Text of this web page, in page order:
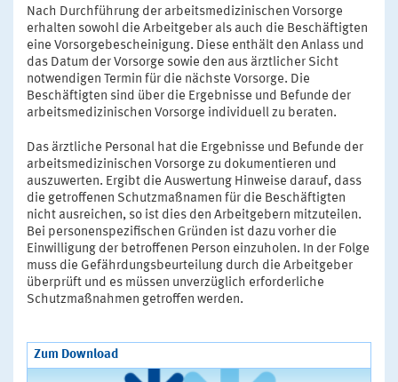
Nach Durchführung der arbeitsmedizinischen Vorsorge
erhalten sowohl die Arbeitgeber als auch die Beschäftigten
eine Vorsorgebescheinigung. Diese enthält den Anlass und
das Datum der Vorsorge sowie den aus ärztlicher Sicht
notwendigen Termin für die nächste Vorsorge. Die
Beschäftigten sind über die Ergebnisse und Befunde der
arbeitsmedizinischen Vorsorge individuell zu beraten.
Das ärztliche Personal hat die Ergebnisse und Befunde der
arbeitsmedizinischen Vorsorge zu dokumentieren und
auszuwerten. Ergibt die Auswertung Hinweise darauf, dass
die getroffenen Schutzmaßnamen für die Beschäftigten
nicht ausreichen, so ist dies den Arbeitgebern mitzuteilen.
Bei personenspezifischen Gründen ist dazu vorher die
Einwilligung der betroffenen Person einzuholen. In der Folge
muss die Gefährdungsbeurteilung durch die Arbeitgeber
überprüft und es müssen unverzüglich erforderliche
Schutzmaßnahmen getroffen werden.
Zum Download